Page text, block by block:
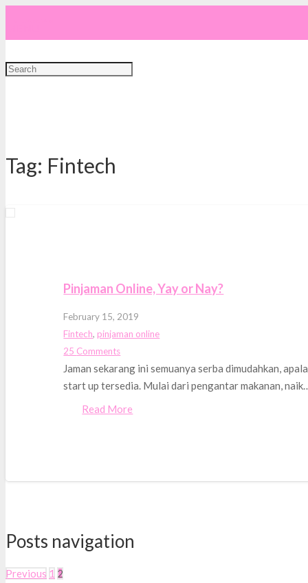
Tag: Fintech
Pinjaman Online, Yay or Nay?
February 15, 2019
Fintech, pinjaman online
25 Comments
Jaman sekarang ini semuanya serba dimudahkan,
start up tersedia. Mulai dari pengantar makanan,
Read More
Posts navigation
Previous 1 2